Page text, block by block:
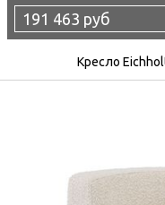
191 463 руб
Кресло